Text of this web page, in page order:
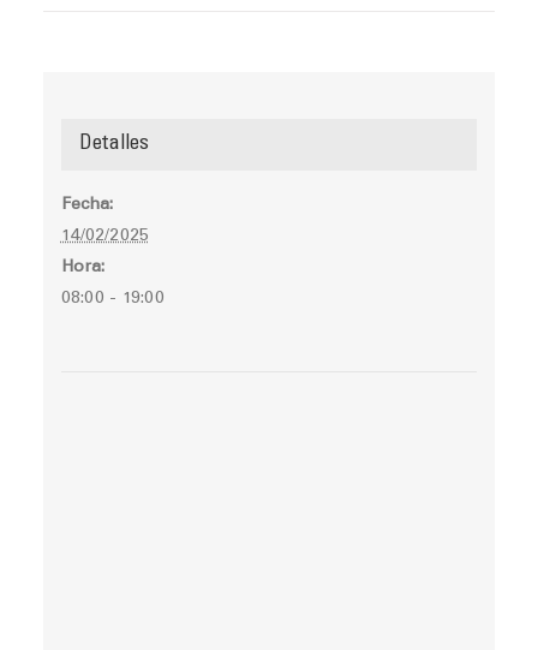
Detalles
Fecha:
14/02/2025
Hora:
08:00 - 19:00